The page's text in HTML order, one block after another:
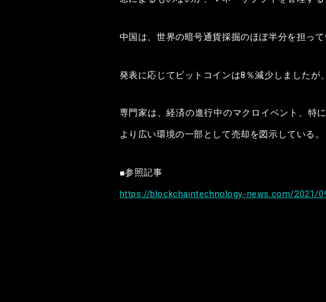
中国は、世界の暗号通貨採掘のほぼ半分を担っ
発表に応じてビットコインは8％減少しましたが
専門家は、経済の進行中のマクロイベント、特
より広い環境の一部として売却を図示している。
■参照記事
https://blockchaintechnology-news.com/2021/